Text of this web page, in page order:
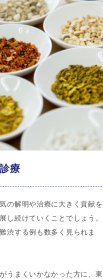
療
の解明や治療に大きく貢献を
し続けていくことでしょう。
渋する例も数多く見られま
うまくいかなかった方に、東